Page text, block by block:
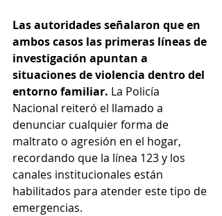
Las autoridades señalaron que en
ambos casos las primeras líneas de
investigación apuntan a
situaciones de violencia dentro del
entorno familiar. La Policía
Nacional reiteró el llamado a
denunciar cualquier forma de
maltrato o agresión en el hogar,
recordando que la línea 123 y los
canales institucionales están
habilitados para atender este tipo de
emergencias.